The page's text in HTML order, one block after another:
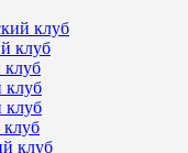
клуб
клуб
клуб
клуб
клуб
клуб
клуб